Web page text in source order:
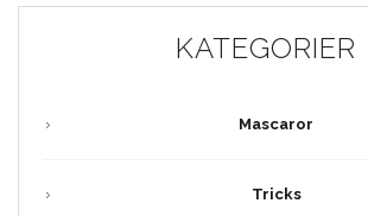
KATEGORIER
Mascaror
Tricks